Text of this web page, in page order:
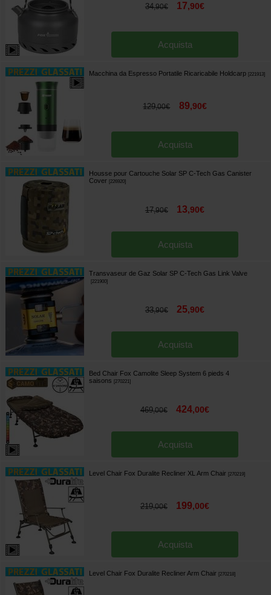
34,90€ 17,90€
Acquista
Macchina da Espresso Portatile Ricaricabile Holdcarp 221913]
129,00€ 89,90€
Acquista
Housse pour Cartouche Solar SP C-Tech Gas Canister
Cover
226920]
17,90€ 13,90€
Acquista
Transvaseur de Gaz Solar SP C-Tech Gas Link Valve
221900]
33,90€ 25,90€
Acquista
Bed Chair Fox Camolite Sleep System 6 pieds 4
saisons
270221]
469,00€ 424,00€
Acquista
Level Chair Fox Duralite Recliner XL Arm Chair 270219]
219,00€ 199,00€
Acquista
Level Chair Fox Duralite Recliner Arm Chair 270218]